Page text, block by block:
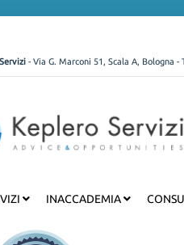
- Via G. Marconi 51, Scala A, Bologna -
INACCADEMIA